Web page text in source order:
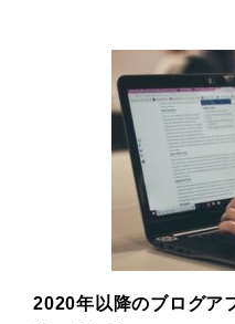
2020年以降のブログア